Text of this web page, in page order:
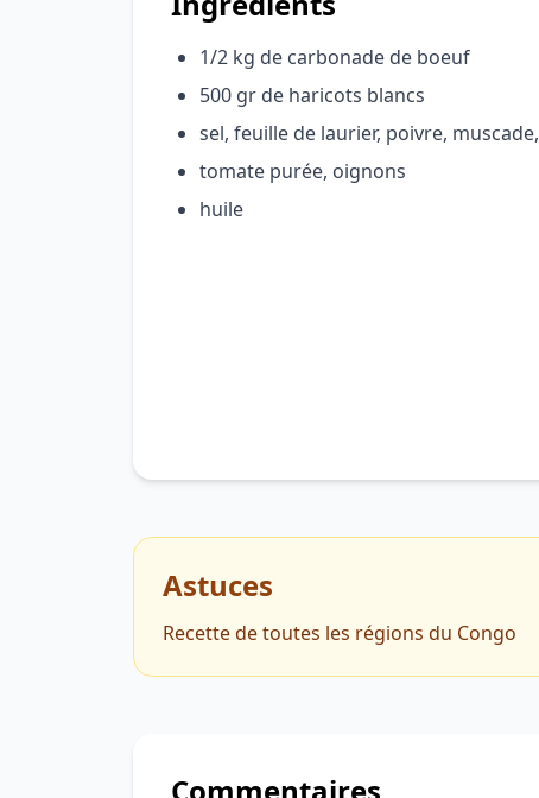
1/2 kg de carbonade de boeuf
500 gr de haricots blancs
sel, feuille de laurier, poivre, muscade,
tomate purée, oignons
huile
Astuces
Recette de toutes les régions du Congo